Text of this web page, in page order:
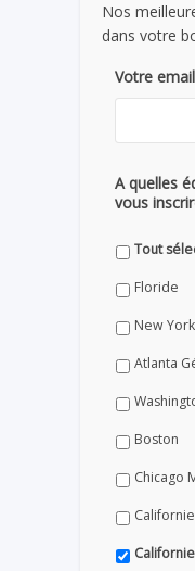
Nos
dans votre
Votre email
A quelles
vous
Tout
Floride
New York
Atlanta
Boston
Chicago